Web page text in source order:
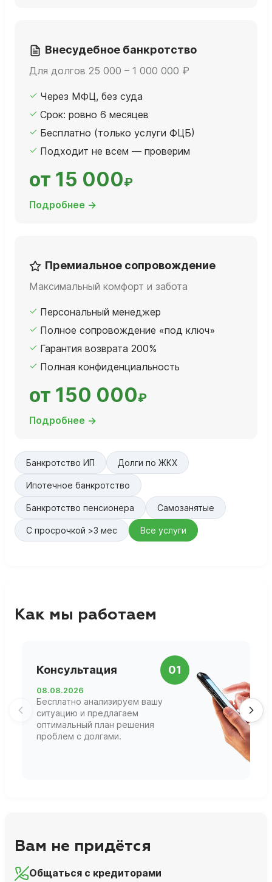
Внесудебное банкротство
Для долгов 25 000 – 1 000 000 ₽
Через МФЦ, без суда
Срок: ровно 6 месяцев
Бесплатно (только услуги ФЦБ)
Подходит не всем — проверим
от 15 000₽
Подробнее →
Премиальное сопровождение
Максимальный комфорт и забота
Персональный менеджер
Полное сопровождение «под ключ»
Гарантия возврата 200%
Полная конфиденциальность
от 150 000₽
Подробнее →
Банкротство ИП Долги по ЖКХ
Ипотечное банкротство
Банкротство пенсионера Самозанятые
С просрочкой >3 мес Все услуги
Как мы работаем
Консультация 01
08.08.2026
Бесплатно анализируем вашу
ситуацию и предлагаем
оптимальный план решения
проблем с долгами.
Вам не придётся
Общаться с кредиторами